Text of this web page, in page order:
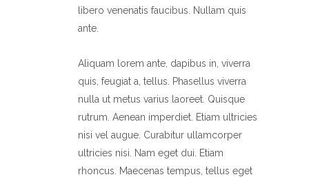
libero venenatis faucibus. Nullam quis
ante.
Aliquam lorem ante, dapibus in, viverra
quis, feugiat a, tellus. Phasellus viverra
nulla ut metus varius laoreet. Quisque
rutrum. Aenean imperdiet. Etiam ultricies
nisi vel augue. Curabitur ullamcorper
ultricies nisi. Nam eget dui. Etiam
rhoncus. Maecenas tempus, tellus eget